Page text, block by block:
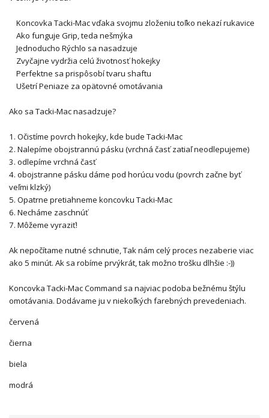
Koncovka Tacki-Mac vďaka svojmu zloženiu toľko nekazí rukavice
Ako funguje Grip, teda nešmýka
Jednoducho Rýchlo sa nasadzuje
Zvyčajne vydržia celú životnosť hokejky
Perfektne sa prispôsobí tvaru shaftu
Ušetrí Peniaze za opätovné omotávania
Ako sa Tacki-Mac nasadzuje?
1. Očistíme povrch hokejky, kde bude Tacki-Mac
2. Nalepíme obojstrannú pásku (vrchná časť zatiaľ neodlepujeme)
3. odlepíme vrchná časť
4. obojstranne pásku dáme pod horúcu vodu (povrch začne byť
veľmi klzký)
5. Opatrne pretiahneme koncovku Tacki-Mac
6. Necháme zaschnúť
7. Môžeme vyraziť!
Ak nepočítame nutné schnutie, Tak nám celý proces nezaberie viac
ako 5 minút. Ak sa robíme prvýkrát, tak možno trošku dlhšie :-))
Koncovka Tacki-Mac Command sa najviac podoba bežnému štýlu
omotávania. Dodávame ju v niekoľkých farebných prevedeniach.
červená
čierna
biela
modrá